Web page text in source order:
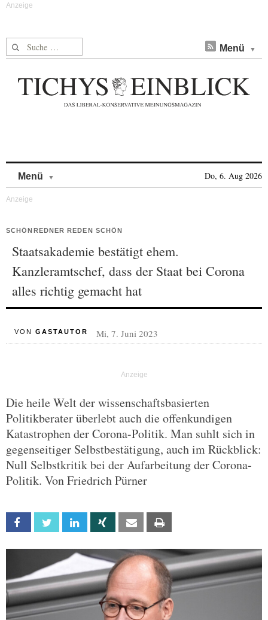
Suche nach: Menü
Menü Do, 6. Aug 2026
SCHÖNREDNER REDEN SCHÖN
Staatsakademie bestätigt ehem.
Kanzleramtschef, dass der Staat bei Corona
alles richtig gemacht hat
VON GASTAUTOR Mi, 7. Juni 2023
Die heile Welt der wissenschaftsbasierten
Politikberater überlebt auch die offenkundigen
Katastrophen der Corona-Politik. Man suhlt sich in
gegenseitiger Selbstbestätigung, auch im Rückblick:
Null Selbstkritik bei der Aufarbeitung der Corona-
Politik. Von Friedrich Pürner
Facebook Twitter Linkedin Xing Email